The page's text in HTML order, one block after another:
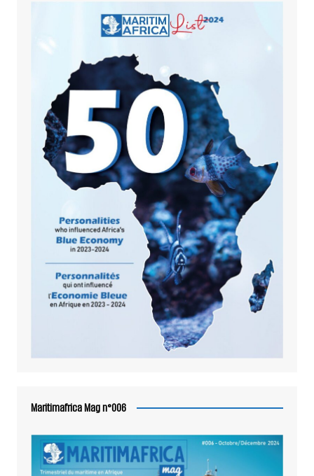
Maritimafrica Mag n°006